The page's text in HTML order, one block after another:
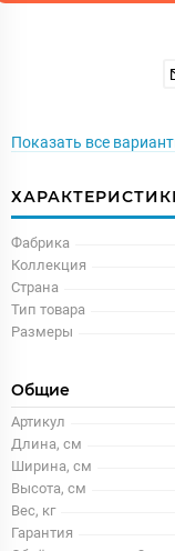
Показать все
Фабрика
Коллекция
Страна
Тип товара
Размеры
Общие
Артикул
Длина, см
Ширина, см
Высота, см
Вес, кг
Гарантия